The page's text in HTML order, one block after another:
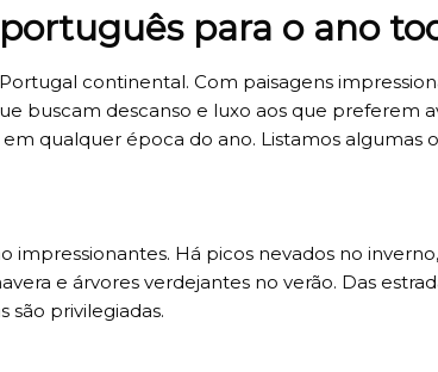
para o ano
continental. Com paisagens
buscam descanso e luxo aos que preferem
qualquer época do ano. Listamos algumas
impressionantes. Há picos nevados no inverno,
e árvores verdejantes no verão. Das
são privilegiadas.